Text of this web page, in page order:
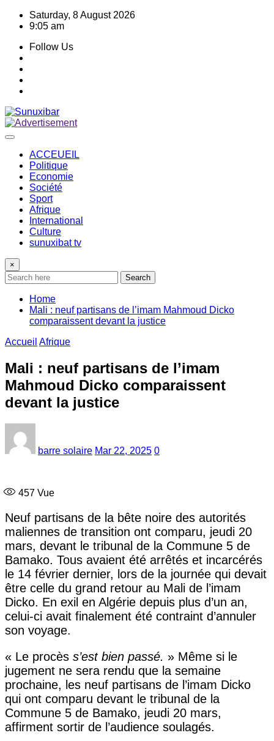
Skip
Saturday, 8 August 2026
9:05 am
Follow Us
ACCEUEIL
Politique
Economie
Société
Sport
Afrique
International
Culture
sunuxibat tv
×
Search
Home
Mali : neuf partisans de l’imam Mahmoud Dicko
comparaissent devant la justice
Accueil Afrique
Mali : neuf partisans de l’imam
Mahmoud Dicko comparaissent
devant la justice
barre solaire Mar 22, 2025 0
457 Vue
Neuf partisans de la bête noire des autorités
maliennes de transition ont comparu, jeudi 20
mars, devant le tribunal de la Commune 5 de
Bamako. Tous avaient été arrêtés et incarcérés
le 14 février dernier, lors de la journée qui devait
être celle du grand retour au Mali de l’imam
Dicko. En exil en Algérie depuis plus d’un an,
celui-ci avait finalement été contraint d’annuler
son voyage.
« Le procès s’est bien passé. » Même si le
jugement ne sera rendu que la semaine
prochaine, les neuf partisans de l’imam Dicko
qui ont comparu devant le tribunal de la
Commune 5 de Bamako, jeudi 20 mars,
affirment sortir de l’audience soulagés.